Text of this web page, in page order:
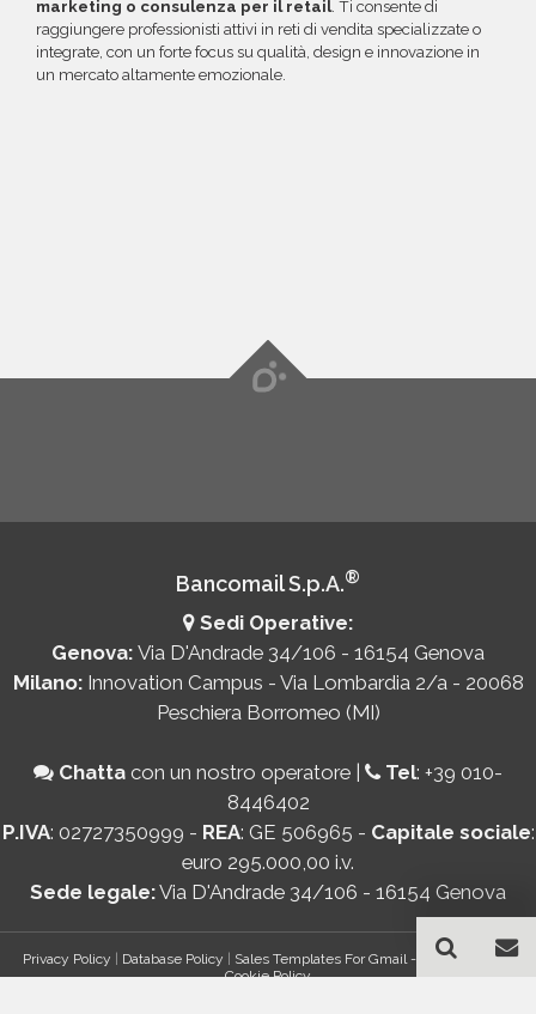
marketing o consulenza per il retail. Ti consente di
raggiungere professionisti attivi in reti di vendita specializzate o
integrate, con un forte focus su qualità, design e innovazione in
un mercato altamente emozionale.
Bancomail S.p.A.®
Sedi Operative:
Genova: Via D'Andrade 34/106 - 16154 Genova
Milano: Innovation Campus - Via Lombardia 2/a - 20068
Peschiera Borromeo (MI)
Chatta con un nostro operatore | Tel: +39 010-
8446402
P.IVA: 02727350999 - REA: GE 506965 - Capitale sociale:
euro 295.000,00 i.v.
Sede legale:Via D'Andrade 34/106 - 16154 Genova
Privacy Policy | Database Policy | Sales Templates For Gmail - AddOn Policy|
Cookie Policy